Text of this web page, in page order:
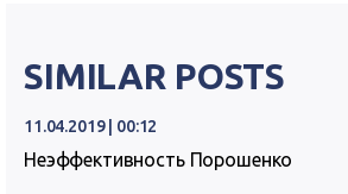
SIMILAR POSTS
11.04.2019 | 00:12
Неэффективность Порошенко